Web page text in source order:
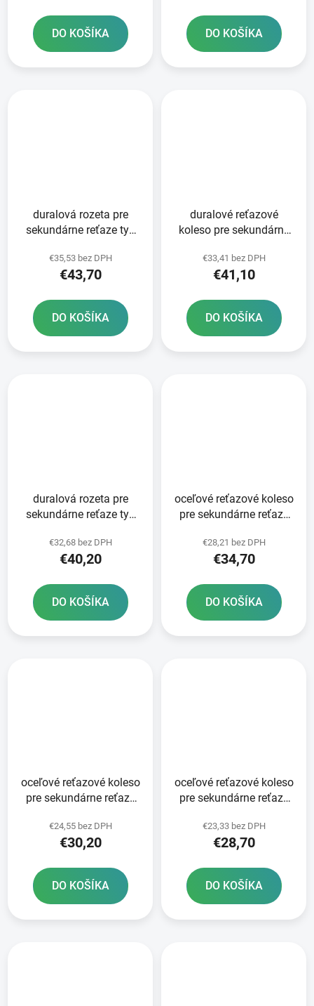
DO KOŠÍKA DO KOŠÍKA
duralová rozeta pre
sekundárne reťaze typ
€35,53 bez DPH
€43,70
DO KOŠÍKA
duralové reťazové
koleso pre sekundárne
Anglicko 50 zubov
€33,41 bez DPH
€41,10
DO KOŠÍKA
duralová rozeta pre
sekundárne reťaze typ
€32,68 bez DPH
€40,20
DO KOŠÍKA
oceľové reťazové koleso
pre sekundárne reťaze
zubov
€28,21 bez DPH
€34,70
DO KOŠÍKA
oceľové reťazové koleso
pre sekundárne reťaze
zubov
€24,55 bez DPH
€30,20
DO KOŠÍKA
oceľové reťazové koleso
pre sekundárne reťaze
zubov
€23,33 bez DPH
€28,70
DO KOŠÍKA